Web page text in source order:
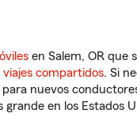
en Salem, OR que
viajes compartidos. Si
nuevos
en los Estados